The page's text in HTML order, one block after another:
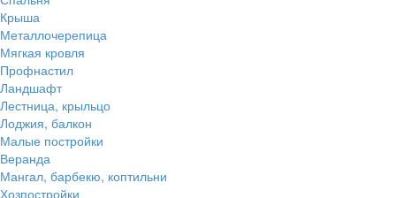
Крыша
Металлочерепица
Мягкая кровля
Профнастил
Ландшафт
Лестница, крыльцо
Лоджия, балкон
Малые постройки
Веранда
Мангал, барбекю, коптильни
Хозпостройки